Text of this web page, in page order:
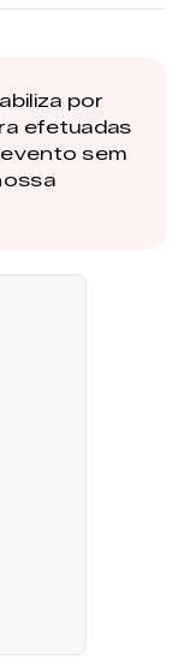
por
efetuadas
sem